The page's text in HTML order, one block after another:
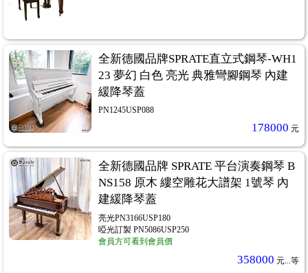
全新德國品牌SPRATE直立式鋼琴-WH1
23 夢幻 白色 亮光 典雅彎腳鋼琴 內建
緩降琴蓋
PN1245USP088
178000 元
全新德國品牌 SPRATE 平台演奏鋼琴 B
NS158 原木 縷空雕花大譜架 1號琴 內
建緩降琴蓋
亮光PN3166USP180
啞光訂製 PN5086USP250
會員方可看到會員價
358000 元...等